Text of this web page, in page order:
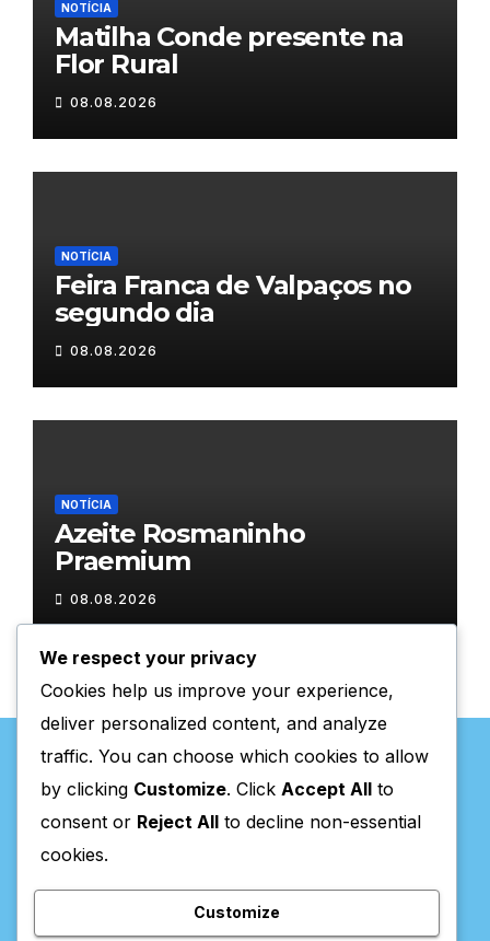
NOTÍCIA
Matilha Conde presente na
Flor Rural
08.08.2026
NOTÍCIA
Feira Franca de Valpaços no
segundo dia
08.08.2026
NOTÍCIA
Azeite Rosmaninho
Praemium
08.08.2026
Valpaços Online
We respect your privacy
Cookies help us improve your experience,
deliver personalized content, and analyze
traffic. You can choose which cookies to allow
by clicking Customize. Click Accept All to
consent or Reject All to decline non-essential
cookies.
Customize